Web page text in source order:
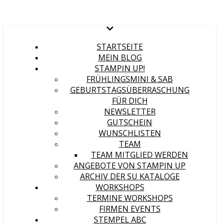
STARTSEITE
MEIN BLOG
STAMPIN UP!
FRÜHLINGSMINI & SAB
GEBURTSTAGSÜBERRASCHUNG
FÜR DICH
NEWSLETTER
GUTSCHEIN
WUNSCHLISTEN
TEAM
TEAM MITGLIED WERDEN
ANGEBOTE VON STAMPIN UP
ARCHIV DER SU KATALOGE
WORKSHOPS
TERMINE WORKSHOPS
FIRMEN EVENTS
STEMPEL ABC